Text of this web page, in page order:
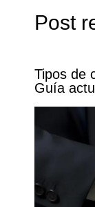
Post
Tipos de
Guía